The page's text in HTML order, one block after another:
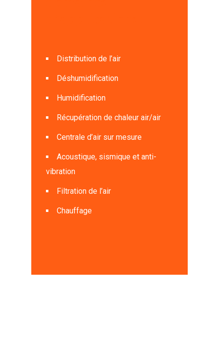
Distribution de l’air
Déshumidification
Humidification
Récupération de chaleur air/air
Centrale d’air sur mesure
Acoustique, sismique et anti-
vibration
Filtration de l’air
Chauffage